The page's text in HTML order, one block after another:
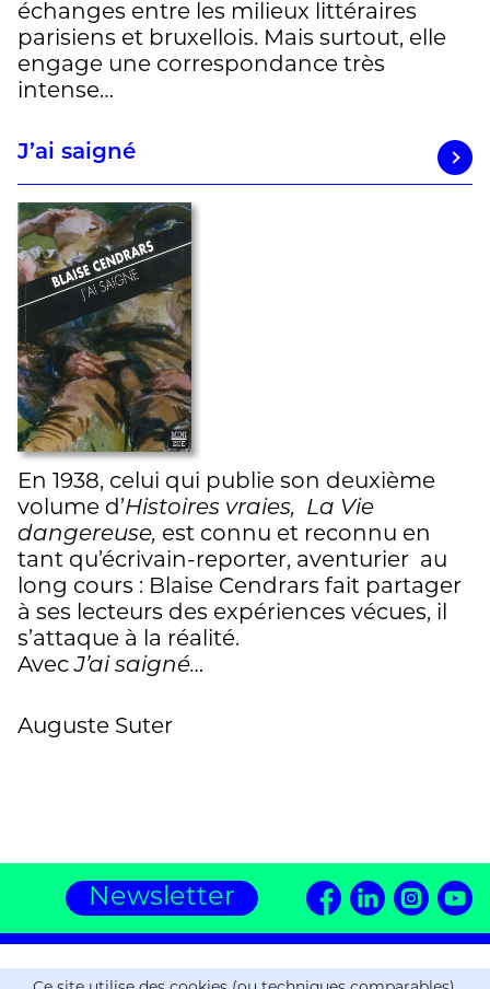
échanges entre les milieux littéraires
parisiens et bruxellois. Mais surtout, elle
engage une correspondance très
intense…
J’ai saigné
En 1938, celui qui publie son deuxième
volume d’Histoires vraies, La Vie
dangereuse, est connu et reconnu en
tant qu’écrivain-reporter, aventurier au
long cours : Blaise Cendrars fait partager
à ses lecteurs des expériences vécues, il
s’attaque à la réalité.
AvecJ’ai saigné…
Auguste Suter
Newsletter
Editions ZOE